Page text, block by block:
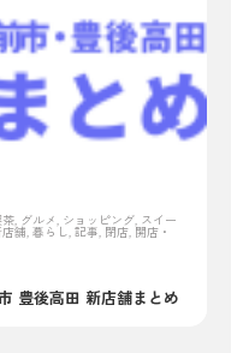
, グルメ, ショッピング, スイー
舗, 暮らし, 記事, 閉店, 開店・
豊後高田 新店舗まとめ